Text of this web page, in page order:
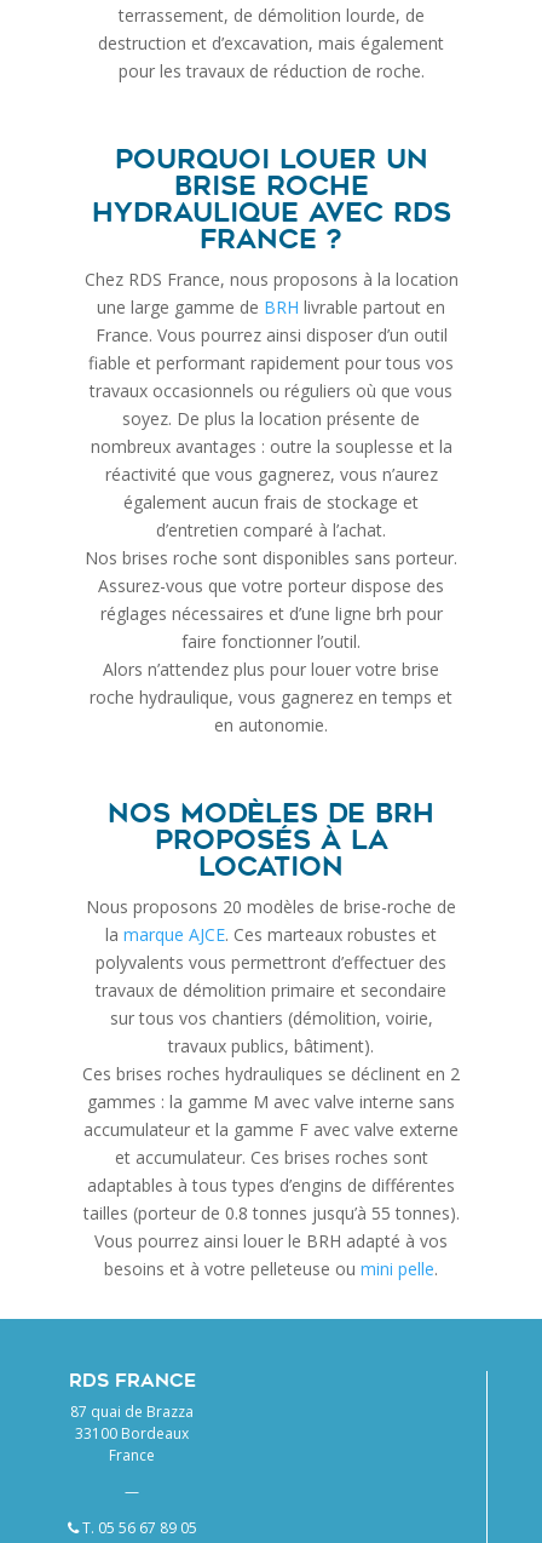
terrassement, de démolition lourde, de
destruction et d’excavation, mais également
pour les travaux de réduction de roche.
Pourquoi louer un
brise roche
hydraulique avec RDS
France ?
Chez RDS France, nous proposons à la location
une large gamme de BRH livrable partout en
France. Vous pourrez ainsi disposer d’un outil
fiable et performant rapidement pour tous vos
travaux occasionnels ou réguliers où que vous
soyez. De plus la location présente de
nombreux avantages : outre la souplesse et la
réactivité que vous gagnerez, vous n’aurez
également aucun frais de stockage et
d’entretien comparé à l’achat.
Nos brises roche sont disponibles sans porteur.
Assurez-vous que votre porteur dispose des
réglages nécessaires et d’une ligne brh pour
faire fonctionner l’outil.
Alors n’attendez plus pour louer votre brise
roche hydraulique, vous gagnerez en temps et
en autonomie.
Nos modèles de BRH
proposés à la
location
Nous proposons 20 modèles de brise-roche de
la marque AJCE. Ces marteaux robustes et
polyvalents vous permettront d’effectuer des
travaux de démolition primaire et secondaire
sur tous vos chantiers (démolition, voirie,
travaux publics, bâtiment).
Ces brises roches hydrauliques se déclinent en 2
gammes : la gamme M avec valve interne sans
accumulateur et la gamme F avec valve externe
et accumulateur. Ces brises roches sont
adaptables à tous types d’engins de différentes
tailles (porteur de 0.8 tonnes jusqu’à 55 tonnes).
Vous pourrez ainsi louer le BRH adapté à vos
besoins et à votre pelleteuse ou mini pelle.
RDS FRANCE
87 quai de Brazza
33100 Bordeaux
France
—
T. 05 56 67 89 05